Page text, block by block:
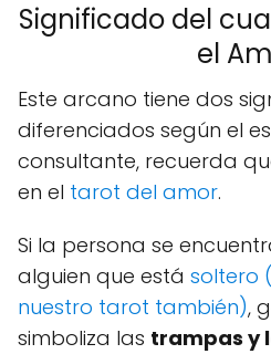
Significado del
el
Este arcano tiene dos
diferenciados según el
consultante, recuerda
en el tarot del amor.
Si la persona se
alguien que está soltero
nuestro tarot también),
simboliza las trampas y